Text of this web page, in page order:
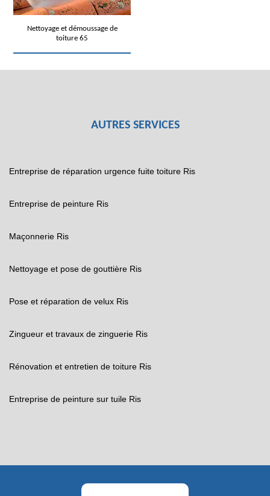
Nettoyage et démoussage de
toiture 65
AUTRES SERVICES
Entreprise de réparation urgence fuite toiture Ris
Entreprise de peinture Ris
Maçonnerie Ris
Nettoyage et pose de gouttière Ris
Pose et réparation de velux Ris
Zingueur et travaux de zinguerie Ris
Rénovation et entretien de toiture Ris
Entreprise de peinture sur tuile Ris